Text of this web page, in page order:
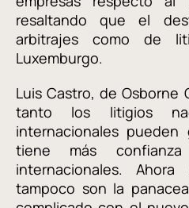
resaltando que el
arbitrajes como de
Luxemburgo.
Luis Castro, de Osborne
tanto los litigios
internacionales
tiene más
internacionales.
tampoco son la